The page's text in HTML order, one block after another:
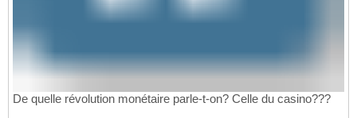
De quelle révolution monétaire parle-t-on? Celle du casino???